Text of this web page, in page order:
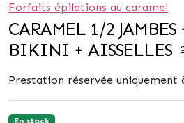
Forfaits épilations au caramel
CARAMEL 1/2
BIKINI + AISSELLES
Prestation réservée
En stock